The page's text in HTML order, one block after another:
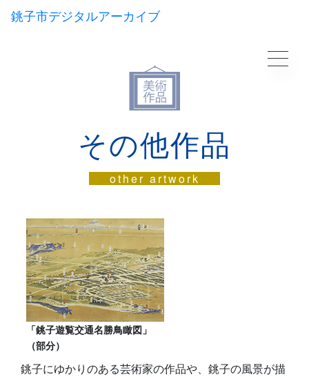
銚子市デジタルアーカイブ
その他作品
other artwork
「銚子遊覧交通名勝鳥瞰図」
（部分）
銚子にゆかりのある芸術家の作品や、銚子の風景が描